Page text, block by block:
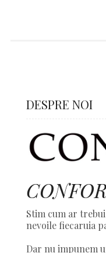
DESPRE NOI
Stim cum ar
nevoile fiecaruia
Dar nu impunem